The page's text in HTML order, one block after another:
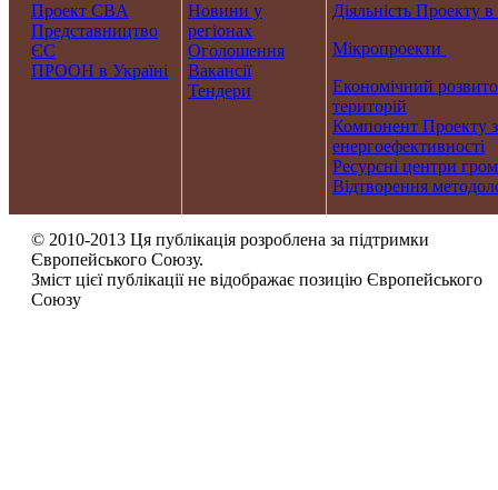
Проект CBA
Представництво
ЄС
ПРООН в Україні
Новини у
регіонах
Оголошення
Вакансії
Тендери
Діяльність Проекту в
Мікропроекти
Економічний
територій
Компонент Проекту з
енергоефективності
Ресурсні центри
Відтворення
© 2010-2013 Ця публікація розроблена за підтримки
Європейського Союзу.
Зміст цієї публікації не відображає позицію Європейського
Союзу